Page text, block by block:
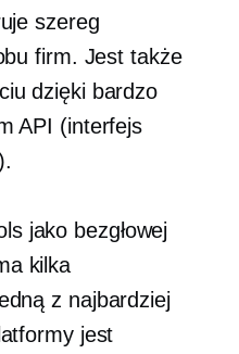
szereg
firm. Jest także
dzięki bardzo
API (interfejs
jako bezgłowej
kilka
z najbardziej
jest